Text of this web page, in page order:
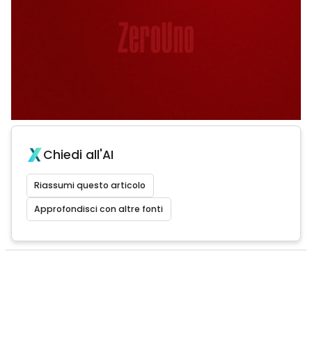
Chiedi all'AI
Riassumi questo articolo
Approfondisci con altre fonti